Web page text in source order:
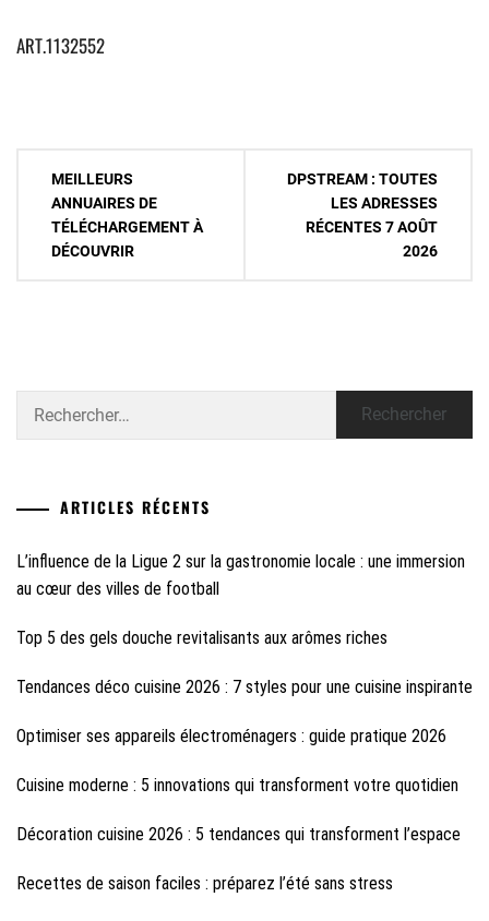
ART.1132552
Navigation
l’article
MEILLEURS
ANNUAIRES DE
TÉLÉCHARGEMENT À
DÉCOUVRIR
DPSTREAM : TOUTES
LES ADRESSES
RÉCENTES 7 AOÛT
2026
ARTICLES RÉCENTS
L’influence de la Ligue 2 sur la gastronomie locale : une immersion
au cœur des villes de football
Top 5 des gels douche revitalisants aux arômes riches
Tendances déco cuisine 2026 : 7 styles pour une cuisine inspirante
Optimiser ses appareils électroménagers : guide pratique 2026
Cuisine moderne : 5 innovations qui transforment votre quotidien
Décoration cuisine 2026 : 5 tendances qui transforment l’espace
Recettes de saison faciles : préparez l’été sans stress